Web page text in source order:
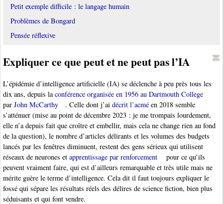
Petit exemple difficile : le langage humain
Problèmes de Bongard
Pensée réflexive
Expliquer ce que peut et ne peut pas l’IA
L’épidémie d’intelligence artificielle (IA) se déclenche à peu près tous les
dix ans, depuis la conférence organisée en 1956 au Dartmouth College
par John McCarthy . Celle dont j’ai décrit l’acmé en 2018 semble
s’atténuer (mise au point de décembre 2023 : je me trompais lourdement,
elle n’a depuis fait que croître et embellir, mais cela ne change rien au fond
de la question), le nombre d’articles délirants et les volumes des budgets
lancés par les fenêtres diminuent, restent des gens sérieux qui utilisent
réseaux de neurones et apprentissage par renforcement
pour ce qu’ils
peuvent vraiment faire, qui est d’ailleurs remarquable et très utile mais ne
mérite guère le terme d’intelligence. Cela dit il faut toujours expliquer le
fossé qui sépare les résultats réels des délires de science fiction, bien plus
séduisants et qui font vendre.